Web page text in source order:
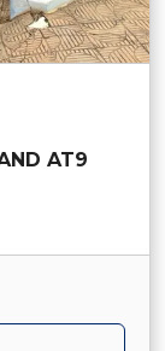
AT9